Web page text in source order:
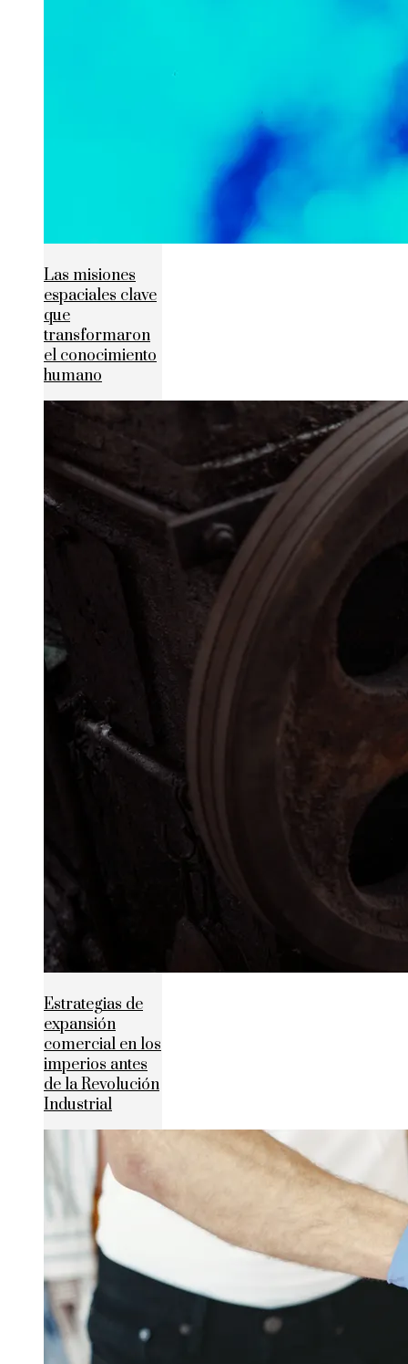
Las misiones
espaciales clave
que
transformaron
el conocimiento
humano
Estrategias de
expansión
comercial en los
imperios antes
de la Revolución
Industrial